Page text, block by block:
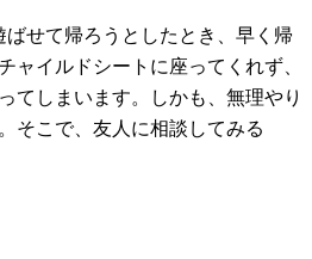
せて帰ろうとしたとき、早く帰
ャイルドシートに座ってくれず、
てしまいます。しかも、無理やり
そこで、友人に相談してみる